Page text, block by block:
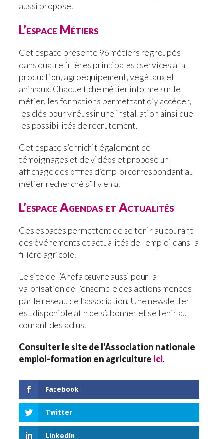
aussi proposé.
L’espace Métiers
Cet espace présente 96 métiers regroupés
dans quatre filières principales : services à la
production, agroéquipement, végétaux et
animaux. Chaque fiche métier informe sur le
métier, les formations permettant d’y accéder,
les clés pour y réussir une installation ainsi que
les possibilités de recrutement.
Cet espace s’enrichit également de
témoignages et de vidéos et propose un
affichage des offres d’emploi correspondant au
métier recherché s’il y en a.
L’espace Agendas et Actualités
Ces espaces permettent de se tenir au courant
des événements et actualités de l’emploi dans la
filière agricole.
Le site de l’Anefa œuvre aussi pour la
valorisation de l’ensemble des actions menées
par le réseau de l’association. Une newsletter
est disponible afin de s’abonner et se tenir au
courant des actus.
Consulter le site de l’Association nationale
emploi-formation en agriculture ici.
Facebook
Twitter
LinkedIn